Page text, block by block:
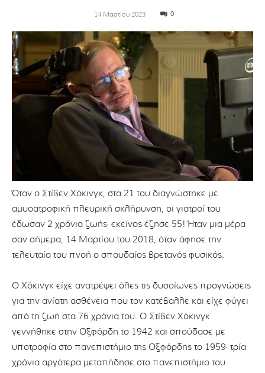
14 Μαρτίου 2023 0
Όταν ο Στίβεν Χόκινγκ, στα 21 του διαγνώστηκε με
αμυοατροφική πλευρική σκλήρυνση, οι γιατροί του
έδωσαν 2 χρόνια ζωής· εκείνος έζησε 55! Ήταν μια μέρα
σαν σήμερα, 14 Μαρτίου του 2018, όταν άφησε την
τελευταία του πνοή ο σπουδαίος βρετανός φυσικός.
Ο Χόκινγκ είχε ανατρέψει όλες τις δυσοίωνες προγνώσεις
για την ανίατη ασθένεια που τον κατέβαλλε και είχε φύγει
από τη ζωή στα 76 χρόνια του. Ο Στίβεν Χόκινγκ
γεννήθηκε στην Οξφόρδη το 1942 και σπούδασε με
υποτροφία στο πανεπιστήμιο της Οξφόρδης το 1959· τρία
χρόνια αργότερα μεταπήδησε στο πανεπιστήμιο του